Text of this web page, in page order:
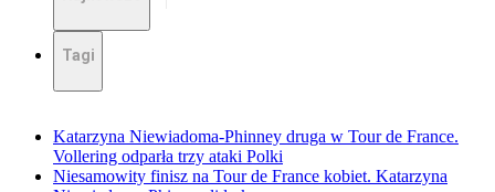
Tagi
Katarzyna Niewiadoma-Phinney druga w Tour de France.
Vollering odparła trzy ataki Polki
Niesamowity finisz na Tour de France kobiet. Katarzyna